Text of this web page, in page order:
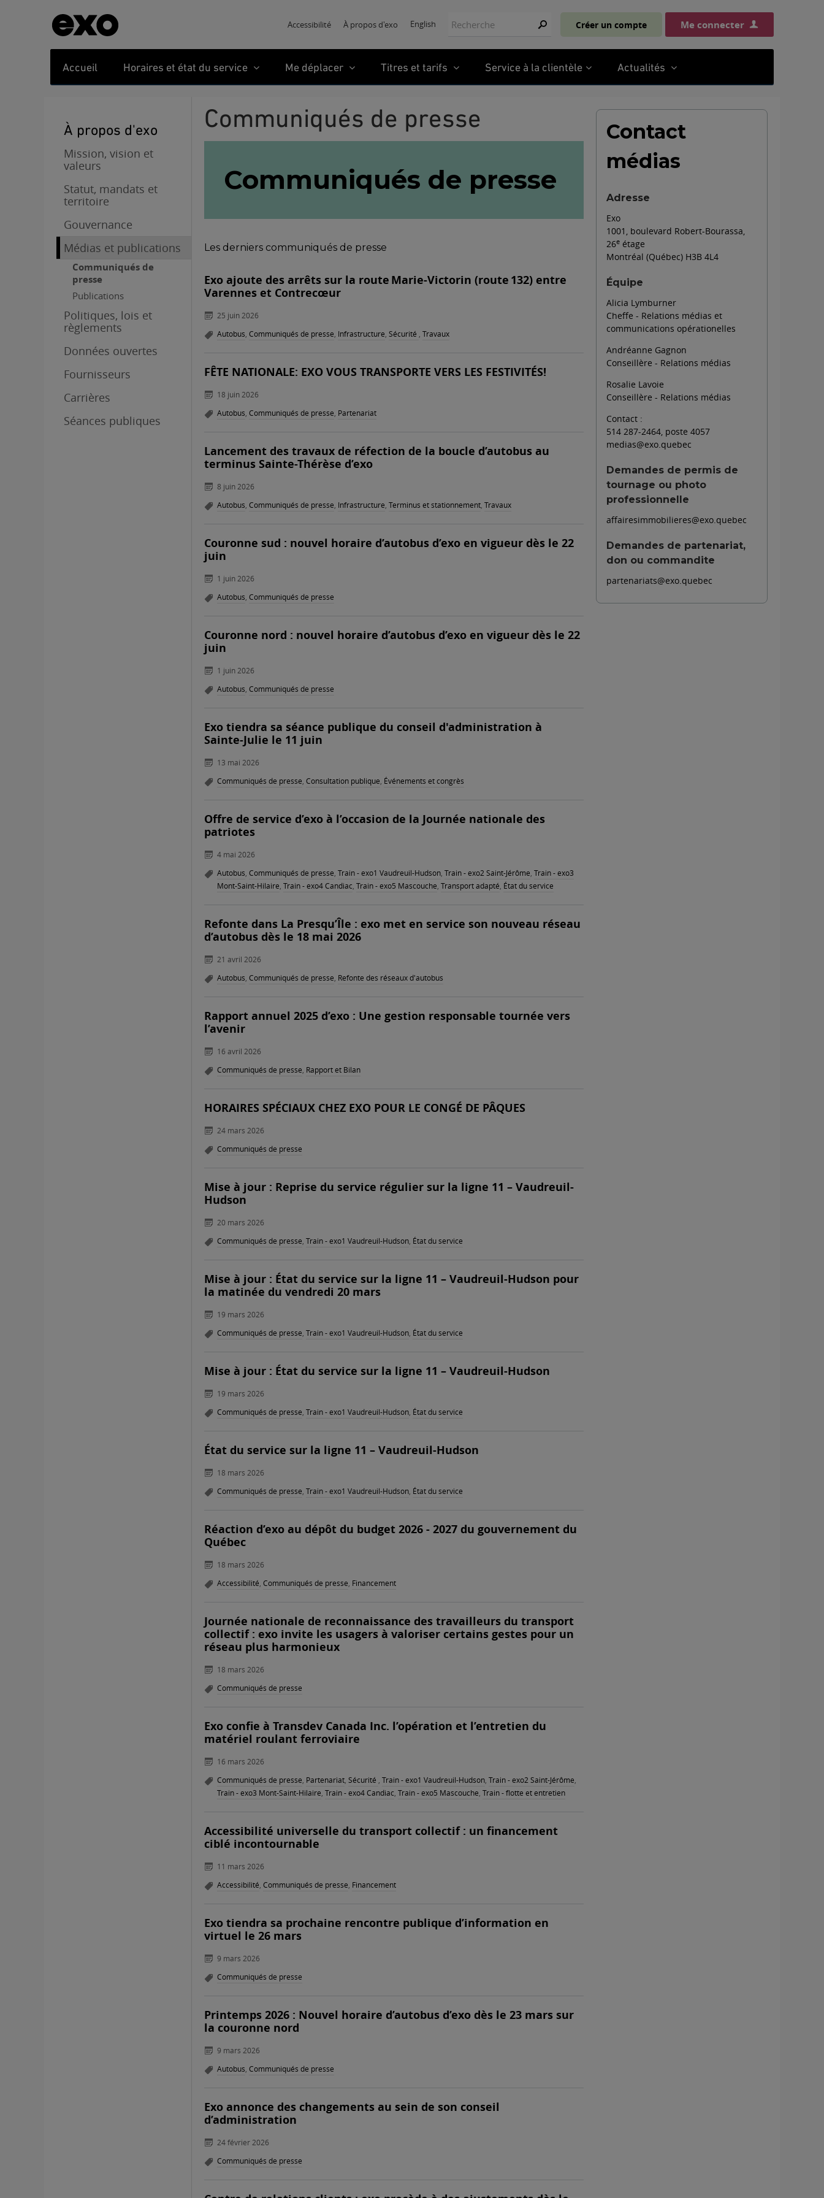
Accessibilité À propos d'exo English Créer un compte Me connecter
Accueil Horaires et état du service Me déplacer Titres et tarifs Service à la clientèle Actualités
À propos d'exo
Mission, vision et
valeurs
Statut, mandats et
territoire
Gouvernance
Médias et publications
Communiqués de
presse
Publications
Politiques, lois et
règlements
Données ouvertes
Fournisseurs
Carrières
Séances publiques
Communiqués de presse
Communiqués de presse
Les derniers communiqués de presse
Exo ajoute des arrêts sur la route Marie-Victorin (route 132) entre
Varennes et Contrecœur
25 juin 2026
Autobus Communiqués de presse Infrastructure Sécurité Travaux
FÊTE NATIONALE: EXO VOUS TRANSPORTE VERS LES FESTIVITÉS!
18 juin 2026
Autobus Communiqués de presse Partenariat
Lancement des travaux de réfection de la boucle d’autobus au
terminus Sainte-Thérèse d’exo
8 juin 2026
Autobus Communiqués de presse Infrastructure Terminus et stationnement Travaux
Couronne sud : nouvel horaire d’autobus d’exo en vigueur dès le 22
juin
1 juin 2026
Autobus Communiqués de presse
Couronne nord : nouvel horaire d’autobus d’exo en vigueur dès le 22
juin
1 juin 2026
Autobus Communiqués de presse
Exo tiendra sa séance publique du conseil d'administration à
Sainte-Julie le 11 juin
13 mai 2026
Communiqués de presse Consultation publique Événements et congrès
Offre de service d’exo à l’occasion de la Journée nationale des
patriotes
4 mai 2026
Autobus Communiqués de presse Train - exo1 Vaudreuil-Hudson Train - exo2 Saint-Jérôme Train - exo3
Mont-Saint-Hilaire Train - exo4 Candiac Train - exo5 Mascouche Transport adapté État du service
Refonte dans La Presqu’Île : exo met en service son nouveau réseau
d’autobus dès le 18 mai 2026
21 avril 2026
Autobus Communiqués de presse Refonte des réseaux d'autobus
Rapport annuel 2025 d’exo : Une gestion responsable tournée vers
l’avenir
16 avril 2026
Communiqués de presse Rapport et Bilan
HORAIRES SPÉCIAUX CHEZ EXO POUR LE CONGÉ DE PÂQUES
24 mars 2026
Communiqués de presse
Mise à jour : Reprise du service régulier sur la ligne 11 – Vaudreuil-
Hudson
20 mars 2026
Communiqués de presse Train - exo1 Vaudreuil-Hudson État du service
Mise à jour : État du service sur la ligne 11 – Vaudreuil-Hudson pour
la matinée du vendredi 20 mars
19 mars 2026
Communiqués de presse Train - exo1 Vaudreuil-Hudson État du service
Mise à jour : État du service sur la ligne 11 – Vaudreuil-Hudson
19 mars 2026
Communiqués de presse Train - exo1 Vaudreuil-Hudson État du service
État du service sur la ligne 11 – Vaudreuil-Hudson
18 mars 2026
Communiqués de presse Train - exo1 Vaudreuil-Hudson État du service
Réaction d’exo au dépôt du budget 2026 - 2027 du gouvernement du
Québec
18 mars 2026
Accessibilité Communiqués de presse Financement
Journée nationale de reconnaissance des travailleurs du transport
collectif : exo invite les usagers à valoriser certains gestes pour un
réseau plus harmonieux
18 mars 2026
Communiqués de presse
Exo confie à Transdev Canada Inc. l’opération et l’entretien du
matériel roulant ferroviaire
16 mars 2026
Communiqués de presse Partenariat Sécurité Train - exo1 Vaudreuil-Hudson Train - exo2 Saint-Jérôme
Train - exo3 Mont-Saint-Hilaire Train - exo4 Candiac Train - exo5 Mascouche Train - flotte et entretien
Accessibilité universelle du transport collectif : un financement
ciblé incontournable
11 mars 2026
Accessibilité Communiqués de presse Financement
Exo tiendra sa prochaine rencontre publique d’information en
virtuel le 26 mars
9 mars 2026
Communiqués de presse
Printemps 2026 : Nouvel horaire d’autobus d’exo dès le 23 mars sur
la couronne nord
9 mars 2026
Autobus Communiqués de presse
Exo annonce des changements au sein de son conseil
d’administration
24 février 2026
Communiqués de presse
Contact
médias
Adresse
Exo
1001, boulevard Robert-Bourassa,
26e étage
Montréal (Québec) H3B 4L4
Équipe
Alicia Lymburner
Cheffe - Relations médias et
communications opérationelles
Andréanne Gagnon
Conseillère - Relations médias
Rosalie Lavoie
Conseillère - Relations médias
Contact :
514 287-2464, poste 4057
medias@exo.quebec
Demandes de permis de
tournage ou photo
professionnelle
affairesimmobilieres@exo.quebec
Demandes de partenariat,
don ou commandite
partenariats@exo.quebec